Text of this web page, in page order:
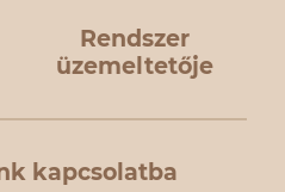
Rendszer
üzemeltetője
kapcsolatba